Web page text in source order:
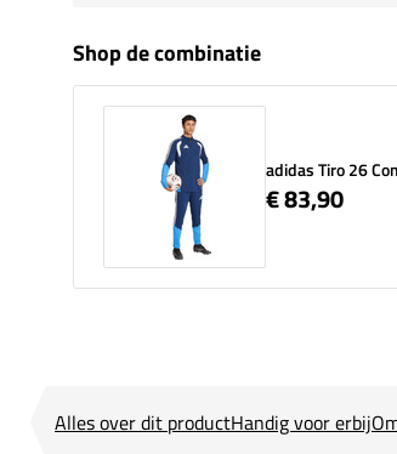
Shop de combinatie
adidas Tiro 26
€ 83,90
Alles over dit productHandig voor erbij